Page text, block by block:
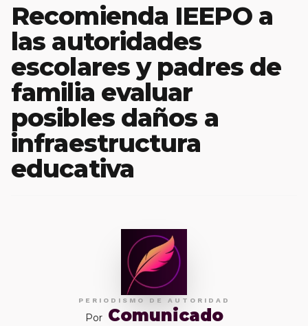
Recomienda IEEPO a
las autoridades
escolares y padres de
familia evaluar
posibles daños a
infraestructura
educativa
PERIODISMO DE AUTORIDAD
Por Comunicado